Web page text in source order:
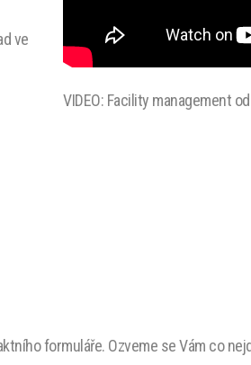
ve
VIDEO: Facility management od
formuláře. Ozveme se Vám co